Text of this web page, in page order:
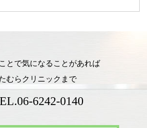
とで気になることがあれば
むらクリニックまで
06-6242-0140